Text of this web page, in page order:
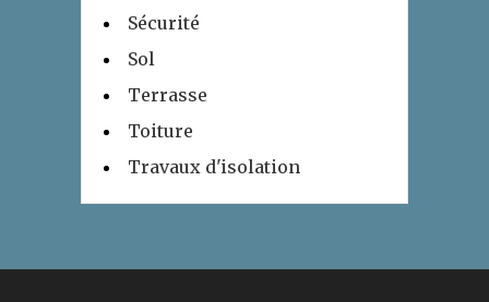
Sécurité
Sol
Terrasse
Toiture
Travaux d'isolation